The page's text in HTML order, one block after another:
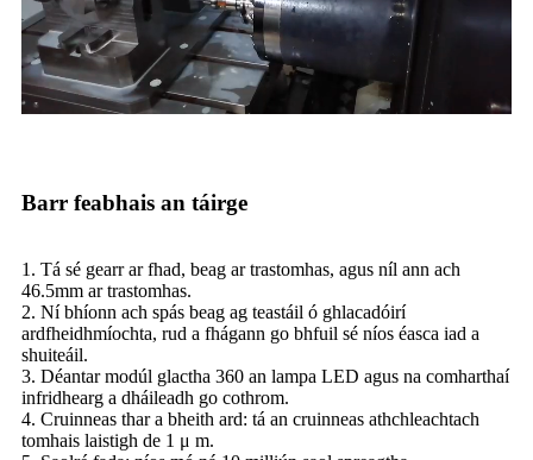
Barr feabhais an táirge
1. Tá sé gearr ar fhad, beag ar trastomhas, agus níl ann ach
46.5mm ar trastomhas.
2. Ní bhíonn ach spás beag ag teastáil ó ghlacadóirí
ardfheidhmíochta, rud a fhágann go bhfuil sé níos éasca iad a
shuiteáil.
3. Déantar modúl glactha 360 an lampa LED agus na comharthaí
infridhearg a dháileadh go cothrom.
4. Cruinneas thar a bheith ard: tá an cruinneas athchleachtach
tomhais laistigh de 1 μ m.